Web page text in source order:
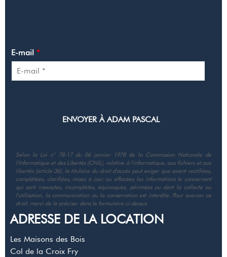
E-mail *
Selon la Loi n° 78-17 du 06 janvier 1978 de la Commission Nationale de
l'Informatique et des Libertés (CNIL), relative à l'informatique, aux fichiers et aux
libertés (article 36), le titulaire du droit d'accès peut exiger que soient rectifiées,
complétées, clarifiées, mises à jour ou effacées les informations le concernant
qui sont inexactes, incomplètes, équivoques, périmées ou dont la collecte ou
l'utilisation, la communication ou la conservation est interdite. Pour exercer ce
droit, merci de le préciser dans le formulaire ci-dessus.
ADRESSE DE LA LOCATION
Les Maisons des Bois
Col de la Croix Fry